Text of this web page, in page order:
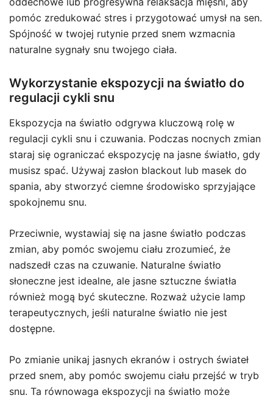
pomóc zredukować stres i przygotować umysł na sen.
Spójność w twojej rutynie przed snem wzmacnia
naturalne sygnały snu twojego ciała.
Wykorzystanie ekspozycji na światło do
regulacji cykli snu
Ekspozycja na światło odgrywa kluczową rolę w
regulacji cykli snu i czuwania. Podczas nocnych zmian
staraj się ograniczać ekspozycję na jasne światło, gdy
musisz spać. Używaj zasłon blackout lub masek do
spania, aby stworzyć ciemne środowisko sprzyjające
spokojnemu snu.
Przeciwnie, wystawiaj się na jasne światło podczas
zmian, aby pomóc swojemu ciału zrozumieć, że
nadszedł czas na czuwanie. Naturalne światło
słoneczne jest idealne, ale jasne sztuczne światła
również mogą być skuteczne. Rozważ użycie lamp
terapeutycznych, jeśli naturalne światło nie jest
dostępne.
Po zmianie unikaj jasnych ekranów i ostrych świateł
przed snem, aby pomóc swojemu ciału przejść w tryb
snu. Ta równowaga ekspozycji na światło może